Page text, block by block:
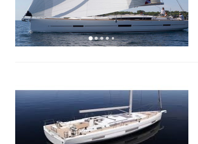
12345 67891011121314